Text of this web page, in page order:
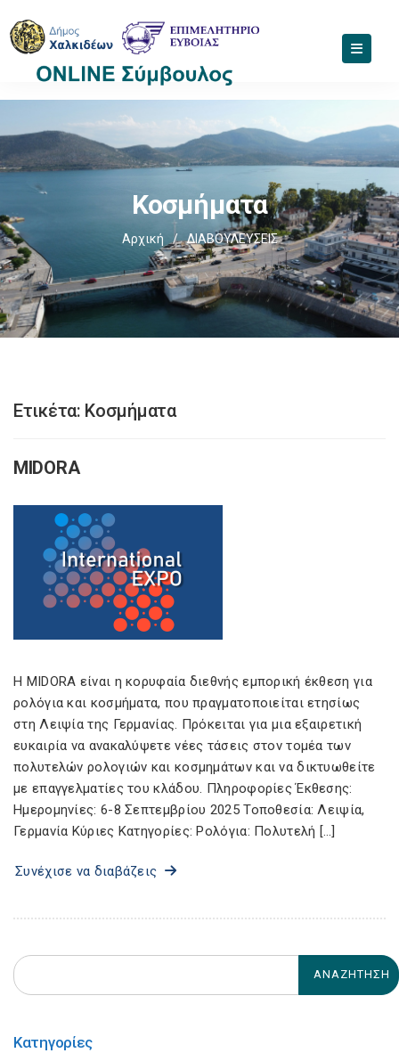
Κοσμήματα
Αρχική / ΔΙΑΒΟΥΛΕΥΣΕΙΣ
Ετικέτα: Κοσμήματα
MIDORA
Η MIDORA είναι η κορυφαία διεθνής εμπορική έκθεση για
ρολόγια και κοσμήματα, που πραγματοποιείται ετησίως
στη Λειψία της Γερμανίας. Πρόκειται για μια εξαιρετική
ευκαιρία να ανακαλύψετε νέες τάσεις στον τομέα των
πολυτελών ρολογιών και κοσμημάτων και να δικτυωθείτε
με επαγγελματίες του κλάδου. Πληροφορίες Έκθεσης:
Ημερομηνίες: 6-8 Σεπτεμβρίου 2025 Τοποθεσία: Λειψία,
Γερμανία Κύριες Κατηγορίες: Ρολόγια: Πολυτελή […]
Συνέχισε να διαβάζεις
Κατηγορίες